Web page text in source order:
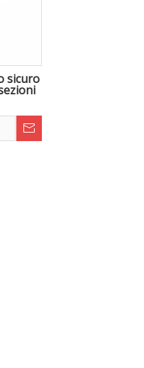
sicuro